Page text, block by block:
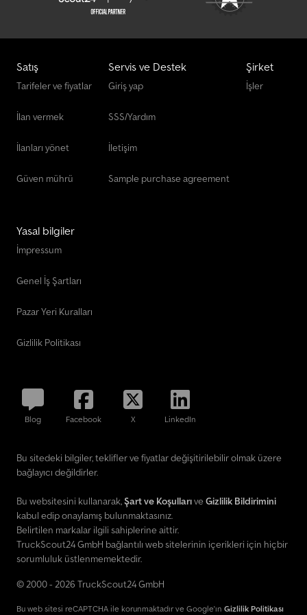
Satış
Tarifeler ve fiyatlar
İlan vermek
İlanları yönet
Güven mührü
Servis ve Destek
Giriş yap
SSS/Yardım
İletişim
Sample purchase agreement
Şirket
İşler
Yasal bilgiler
İmpressum
Genel İş Şartları
Pazar Yeri Kuralları
Gizlilik Politikası
Blog Facebook X LinkedIn
Bu sitedeki bilgiler, teklifler ve fiyatlar değişitirilebilir olmak üzere
bağlayıcı değildirler.
Bu websitesini kullanarak,Şart ve Koşullarıve Gizlilik Bildirimini
kabul edip onaylamış bulunmaktasınız.
Belirtilen markalar ilgili sahiplerine aittir.
TruckScout24 GmbH bağlantılı web sitelerinin içerikleri için hiçbir
sorumluluk üstlenmemektedir.
© 2000 - 2026 TruckScout24 GmbH
Bu web sitesi reCAPTCHA ile korunmaktadır ve Google'ın Gizlilik Politikası